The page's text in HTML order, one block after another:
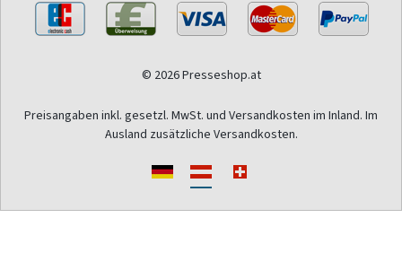
© 2026 Presseshop.at
Preisangaben inkl. gesetzl. MwSt. und Versandkosten im Inland. Im
Ausland zusätzliche Versandkosten.